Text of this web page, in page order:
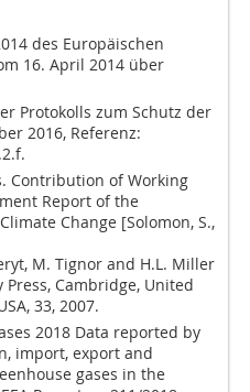
des Europäischen
16. April 2014 über
Protokolls zum Schutz der
2016, Referenz:
Contribution of Working
Report of the
Change [Solomon, S.,
M. Tignor and H.L. Miller
Cambridge, United
33, 2007.
2018 Data reported by
import, export and
gases in the